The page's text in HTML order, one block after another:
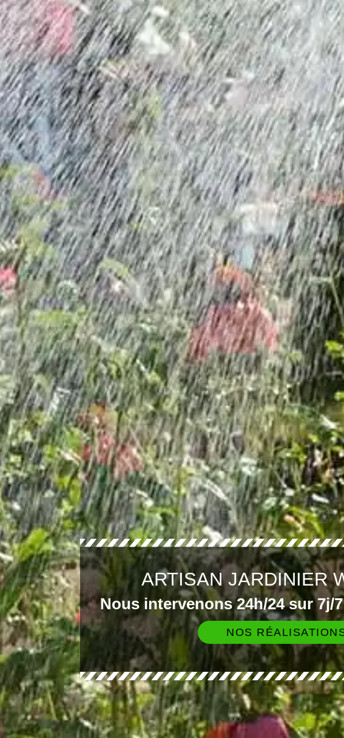
ARTISAN JARDINIER
Nous intervenons 24h/24 sur 7j/
NOS